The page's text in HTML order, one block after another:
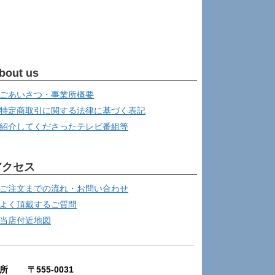
us
ごあいさつ・事業所概要
特定商取引に関する法律に基づく表記
紹介してくださったテレビ番組等
セス
ご注文までの流れ・お問い合わせ
よく頂戴するご質問
当店付近地図
所 〒555-0031